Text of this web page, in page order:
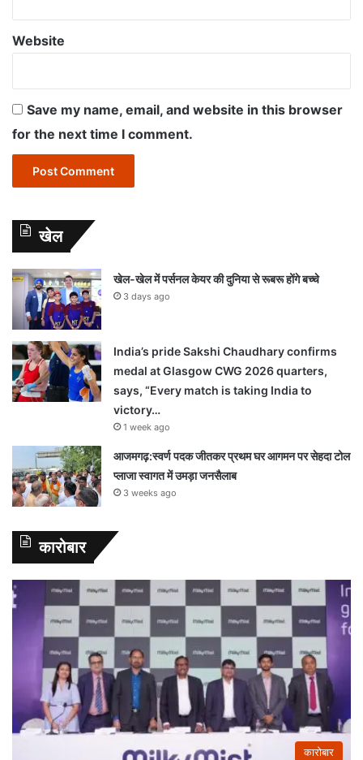
Website
Save my name, email, and website in this browser
for the next time I comment.
खेल
खेल-खेल में पर्सनल केयर की दुनिया से रूबरू होंगे बच्चे
3 days ago
India’s pride Sakshi Chaudhary confirms
medal at Glasgow CWG 2026 quarters,
says, “Every match is taking India to
victory…
1 week ago
आजमगढ़:स्वर्ण पदक जीतकर प्रथम घर आगमन पर सेहदा टोल
प्लाजा स्वागत में उमड़ा जनसैलाब
3 weeks ago
कारोबार
कारोबार